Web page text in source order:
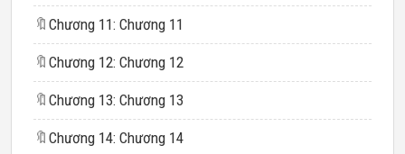
🔖 Chương 11: Chương 11
🔖 Chương 12: Chương 12
🔖 Chương 13: Chương 13
🔖 Chương 14: Chương 14